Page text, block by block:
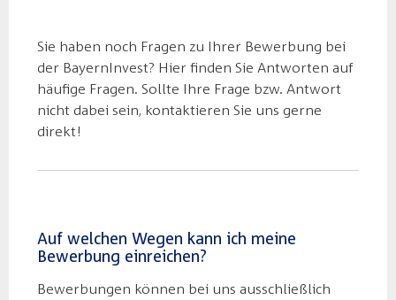
Sie haben noch Fragen zu Ihrer Bewerbung bei
der BayernInvest? Hier finden Sie Antworten auf
häufige Fragen. Sollte Ihre Frage bzw. Antwort
nicht dabei sein, kontaktieren Sie uns gerne
direkt!
Auf welchen Wegen kann ich meine
Bewerbung einreichen?
Bewerbungen können bei uns ausschließlich